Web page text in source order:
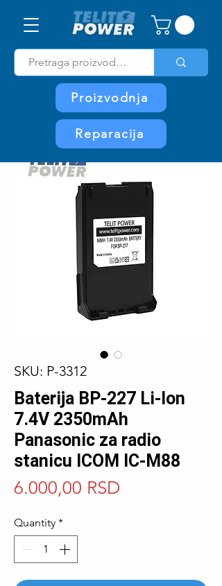
Proizvodnja
Reparacija
SKU: P-3312
Baterija BP-227 Li-Ion
7.4V 2350mAh
Panasonic za radio
stanicu ICOM IC-M88
6.000,00 RSD
Quantity *